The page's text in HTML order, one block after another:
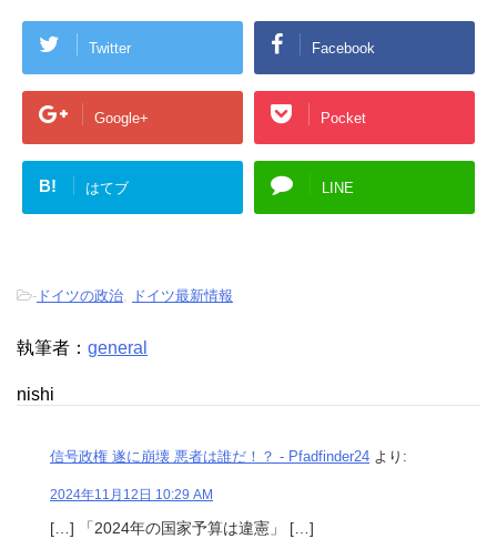
Twitter Facebook
Google+ Pocket
B! はてブ LINE
- ドイツの政治, ドイツ最新情報
執筆者： general
nishi
信号政権 遂に崩壊 悪者は誰だ！？ - Pfadfinder24 より:
2024年11月12日 10:29 AM
[…] 「2024年の国家予算は違憲」 […]